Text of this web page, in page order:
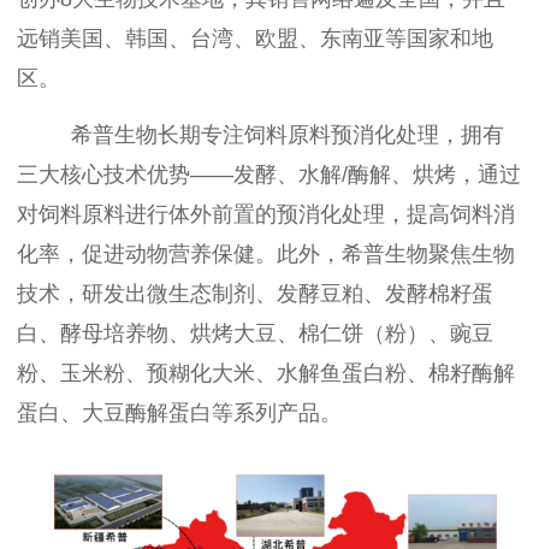
远销美国、韩国、台湾、欧盟、东南亚等国家和地
区。
希普生物长期专注饲料原料预消化处理，拥有
三大核心技术优势——发酵、水解/酶解、烘烤，通过
对饲料原料进行体外前置的预消化处理，提高饲料消
化率，促进动物营养保健。此外，希普生物聚焦生物
技术，研发出微生态制剂、发酵豆粕、发酵棉籽蛋
白、酵母培养物、烘烤大豆、棉仁饼（粉）、豌豆
粉、玉米粉、预糊化大米、水解鱼蛋白粉、棉籽酶解
蛋白、大豆酶解蛋白等系列产品。